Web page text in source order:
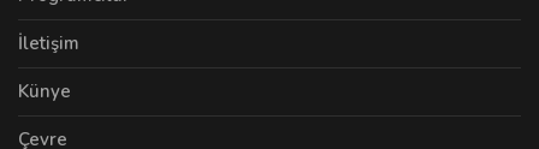
İletişim
Künye
Çevre